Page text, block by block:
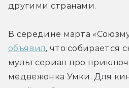
другими странами.
В середине марта
объявил, что собирается
мультсериал про
медвежонка Умки. Для